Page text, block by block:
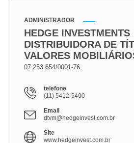
ADMINISTRADOR
HEDGE INVESTMENTS
DISTRIBUIDORA DE
VALORES
07.253.654/0001-76
telefone
(11) 5412-5400
Email
dtvm@hedgeinvest.com.br
Site
www.hedgeinvest.com.br